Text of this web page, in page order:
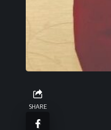
SHARE